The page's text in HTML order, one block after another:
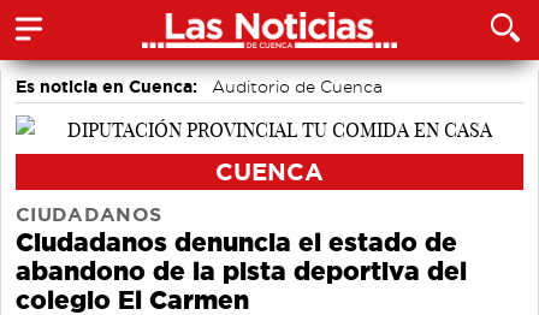
Es noticia en Cuenca: Auditorio de Cuenca
CUENCA
CIUDADANOS
Ciudadanos denuncia el estado de
abandono de la pista deportiva del
colegio El Carmen